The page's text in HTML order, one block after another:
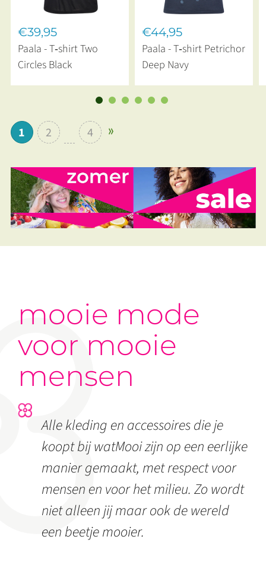
€39,95
Paala - T‑shirt Two
Circles Black
€44,95
Paala - T‑shirt Petrichor
Deep Navy
1 2 4
mooie mode
voor mooie
mensen
Alle kleding en accessoires die je
koopt bij watMooi zijn op een eerlijke
manier gemaakt, met respect voor
mensen en voor het milieu. Zo wordt
niet alleen jij maar ook de wereld
een beetje mooier.